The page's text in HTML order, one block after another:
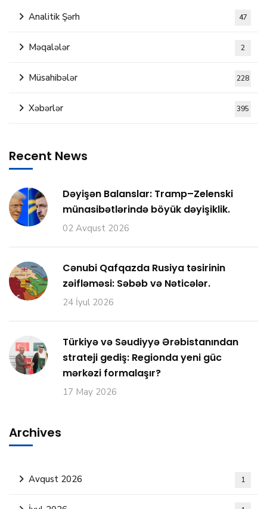
Analitik Şərh 47
Məqalələr 2
Müsahibələr 228
Xəbərlər 395
Recent News
Dəyişən Balanslar: Tramp–Zelenski
münasibətlərində böyük dəyişiklik.
02 Avqust 2026
Cənubi Qafqazda Rusiya təsirinin
zəifləməsi: Səbəb və Nəticələr.
24 İyul 2026
Türkiyə və Səudiyyə Ərəbistanından
strateji gediş: Regionda yeni güc
mərkəzi formalaşır?
17 May 2026
Archives
Avqust 2026 1